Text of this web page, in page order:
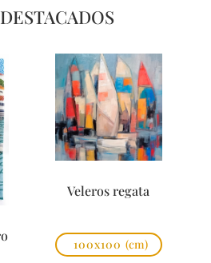
Veleros regata
100x100 (cm)